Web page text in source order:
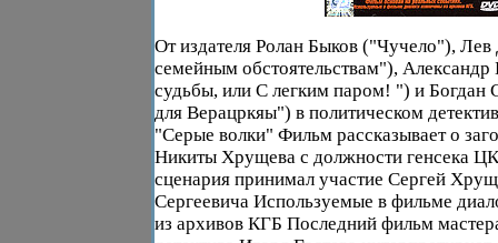
От издателя Ролан Быков ("Чучело"),
семейным обстоятельствам"),
судьбы, или С легким паром! ") и Богдан
для Верацркяы") в политическом
"Серые волки" Фильм рассказывает о
Никиты Хрущева с должности генсека
сценария принимал участие Сергей
Сергеевича Используемые в фильме
из архивов КГБ Последний фильм